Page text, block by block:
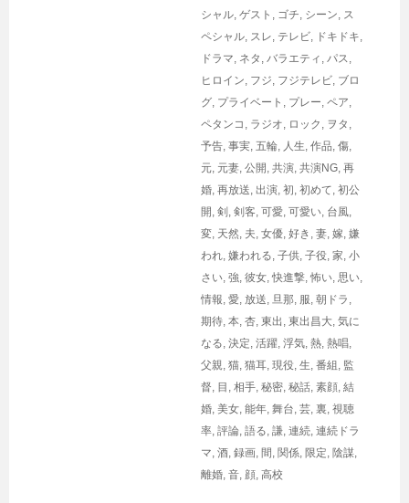
シャル, ゲスト , ゴチ, シーン, ス
ペシャル, スレ, テレビ, ドキドキ,
ドラマ, ネタ , バラエティ , パス,
ヒロイン, フジ, フジテレビ, ブロ
グ, プライベート , プレー, ペア,
ペタンコ , ラジオ, ロック , ヲタ ,
予告, 事実, 五輪, 人生, 作品, 傷,
元, 元妻, 公開 , 共演, 共演NG, 再
婚, 再放送, 出演, 初, 初めて, 初公
開 , 剣 , 剣客, 可愛, 可愛い, 台風,
変, 天然, 夫, 女優, 好き , 妻, 嫁, 嫌
われ, 嫌われる, 子供, 子役, 家, 小
さい, 強, 彼女,快進撃, 怖い, 思い,
情報, 愛, 放送, 旦那, 服, 朝ドラ ,
期待, 本, 杏, 東出 , 東出昌大, 気に
なる, 決定, 活躍, 浮気, 熱, 熱唱,
父親, 猫, 猫耳, 現役, 生, 番組 , 監
督, 目 , 相手, 秘密, 秘話, 素顔, 結
婚, 美女, 能年, 舞台, 芸, 裏, 視聴
率, 評論, 語る, 謙, 連続, 連続ドラ
マ, 酒, 録画, 間 , 関係, 限定, 陰謀,
離婚, 音, 顔, 高校